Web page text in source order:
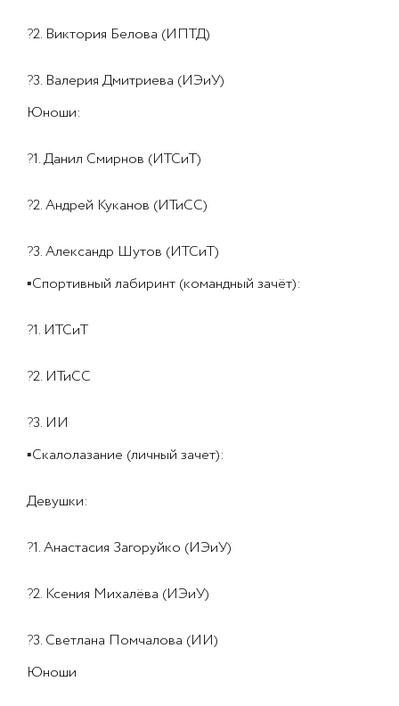
?2. Виктория Белова (ИПТД)
?3. Валерия Дмитриева (ИЭиУ)
Юноши:
?1. Данил Смирнов (ИТСиТ)
?2. Андрей Куканов (ИТиСС)
?3. Александр Шутов (ИТСиТ)
▪Спортивный лабиринт (командный зачёт):
?1. ИТСиТ
?2. ИТиСС
?3. ИИ
▪Скалолазание (личный зачет):
Девушки:
?1. Анастасия Загоруйко (ИЭиУ)
?2. Ксения Михалёва (ИЭиУ)
?3. Светлана Помчалова (ИИ)
Юноши